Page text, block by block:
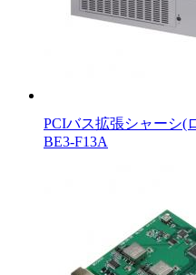
PCIバス拡張シャーシ(
BE3-F13A